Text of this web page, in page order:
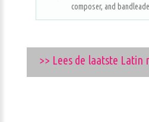
composer, and
>> Lees de laatste Latin